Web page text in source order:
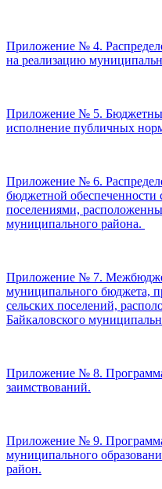
Приложение № 4.
на реализацию
Приложение № 5.
исполнение публичных
Приложение № 6.
бюджетной обеспеченности
поселениями,
муниципального района.
Приложение № 7.
муниципального бюджета,
сельских поселений,
Байкаловского
Приложение № 8.
заимствований.
Приложение № 9.
муниципального
район.